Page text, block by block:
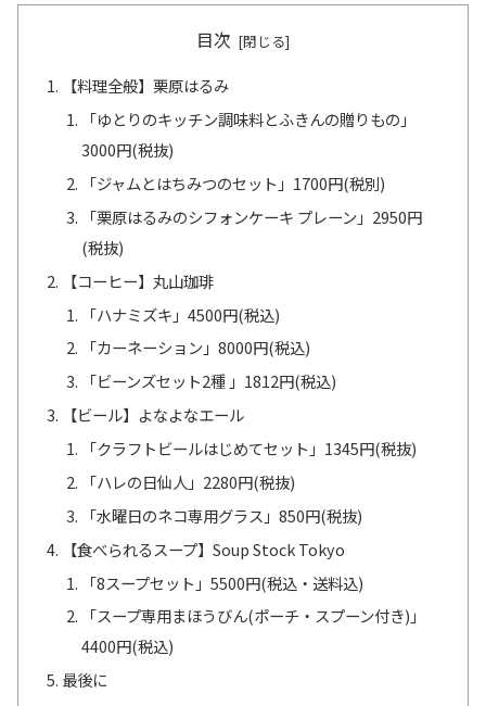
目次
【料理全般】栗原はるみ
「ゆとりのキッチン調味料とふきんの贈りもの」
3000円(税抜)
「ジャムとはちみつのセット」1700円(税別)
「栗原はるみのシフォンケーキ プレーン」2950円
(税抜)
【コーヒー】丸山珈琲
「ハナミズキ」4500円(税込)
「カーネーション」8000円(税込)
「ビーンズセット2種 」1812円(税込)
【ビール】よなよなエール
「クラフトビールはじめてセット」1345円(税抜)
「ハレの日仙人」2280円(税抜)
「水曜日のネコ専用グラス」850円(税抜)
【食べられるスープ】Soup Stock Tokyo
「8スープセット」5500円(税込・送料込)
「スープ専用まほうびん(ポーチ・スプーン付き)」
4400円(税込)
最後に